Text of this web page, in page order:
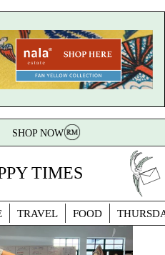
SHOP NOW
TIMES
TRAVEL FOOD